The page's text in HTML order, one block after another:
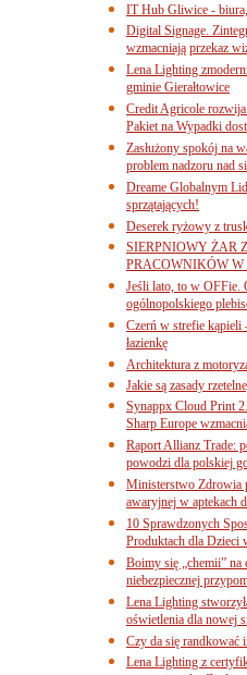
IT Hub Gliwice -
Digital Signage.
wzmacniają przekaz
Lena Lighting
gminie Gierałtowice
Credit Agricole rozwija
Pakiet na Wypadki
Zasłużony spokój na
problem nadzoru nad
Dreame Globalnym
sprzątających!
Deserek ryżowy z
SIERPNIOWY ŻAR
PRACOWNIKÓW W
Jeśli lato, to w OFFie.
ogólnopolskiego
Czerń w strefie kąpieli
łazienkę
Architektura z
Jakie są zasady
Synappx Cloud Print
Sharp Europe
Raport Allianz Trade:
powodzi dla polskiej
Ministerstwo Zdrowia
awaryjnej w aptekach
10 Sprawdzonych
Produktach dla Dzieci
Boimy się „chemii” na
niebezpiecznej
Lena Lighting
oświetlenia dla nowej
Czy da się randkować
Lena Lighting z